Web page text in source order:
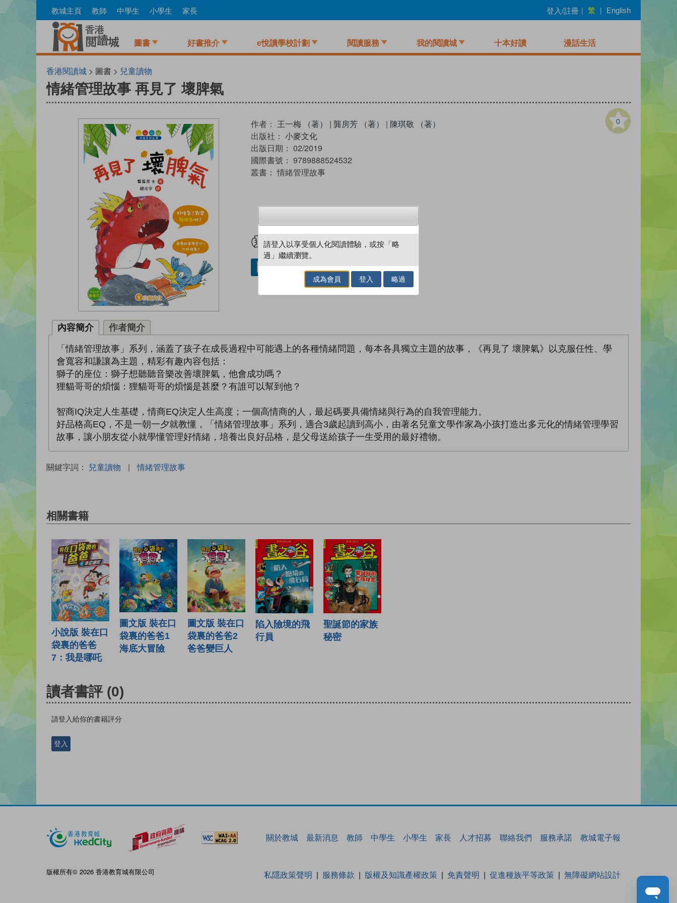
to
教城主頁 教師 中學生 小學生 家長 登入/註冊 | 繁 | English
圖書 好書推介 e悅讀學校計劃 閱讀服務 我的閱讀城 十本好讀 漫話生活
香港閱讀城 > 圖書 > 兒童讀物
情緒管理故事 再見了 壞脾氣
0
作者： 王一梅 （著） | 龔房芳 （著） | 陳琪敬 （著）
出版社： 小麥文化
出版日期： 02/2019
國際書號： 9789888524532
叢書： 情緒管理故事
試閲 加入閱讀紀錄
借閱實體書
內容簡介 作者簡介
「情緒管理故事」系列，涵蓋了孩子在成長過程中可能遇上的各種情緒問題，每本各具獨立主題的故事，《再見了 壞脾氣》以克服任性、學
會寬容和謙讓為主題，精彩有趣內容包括：
獅子的座位：獅子想聽聽音樂改善壞脾氣，他會成功嗎？
狸貓哥哥的煩惱：狸貓哥哥的煩惱是甚麼？有誰可以幫到他？
智商IQ決定人生基礎，情商EQ決定人生高度；一個高情商的人，最起碼要具備情緒與行為的自我管理能力。
好品格高EQ，不是一朝一夕就教懂，「情緒管理故事」系列，適合3歲起讀到高小，由著名兒童文學作家為小孩打造出多元化的情緒管理學習
故事，讓小朋友從小就學懂管理好情緒，培養出良好品格，是父母送給孩子一生受用的最好禮物。
關鍵字詞： 兒童讀物 | 情緒管理故事
相關書籍
小說版 裝在口
袋裏的爸爸
7：我是哪吒
圖文版 裝在口
袋裏的爸爸1
海底大冒險
圖文版 裝在口
袋裏的爸爸2
爸爸變巨人
陷入險境的飛
行員
聖誕節的家族
秘密
讀者書評 (0)
請登入給你的書籍評分
登入
關於教城 最新消息 教師 中學生 小學生 家長 人才招募 聯絡我們 服務承諾 教城電子報
版權所有© 2026 香港教育城有限公司 私隱政策聲明 服務條款 版權及知識產權政策 免責聲明 促進種族平等政策 無障礙網站設計
請登入以享受個人化閱讀體驗，或按「略
過」繼續瀏覽。
成為會員 登入 略過